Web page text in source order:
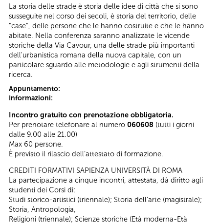
La storia delle strade è storia delle idee di città che si sono
susseguite nel corso dei secoli, è storia del territorio, delle
"case", delle persone che le hanno costruite e che le hanno
abitate. Nella conferenza saranno analizzate le vicende
storiche della Via Cavour, una delle strade più importanti
dell'urbanistica romana della nuova capitale, con un
particolare sguardo alle metodologie e agli strumenti della
ricerca.
Appuntamento:
Informazioni:
Incontro gratuito con prenotazione obbligatoria.
Per prenotare telefonare al numero 060608 (tutti i giorni
dalle 9.00 alle 21.00)
Max 60 persone.
È previsto il rilascio dell’attestato di formazione.
CREDITI FORMATIVI SAPIENZA UNIVERSITÀ DI ROMA
La partecipazione a cinque incontri, attestata, dà diritto agli
studenti dei Corsi di:
Studi storico-artistici (triennale); Storia dell’arte (magistrale);
Storia, Antropologia,
Religioni (triennale); Scienze storiche (Età moderna-Età